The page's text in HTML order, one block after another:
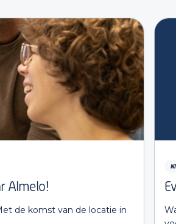
Almelo!
de komst van de locatie in